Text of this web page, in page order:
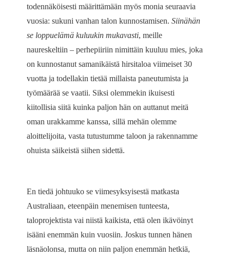
todennäköisesti määrittämään myös monia seuraavia
vuosia: sukuni vanhan talon kunnostamisen.Siinähän
se loppuelämä kuluukin mukavasti, meille
naureskeltiin – perhepiiriin nimittäin kuuluu mies, joka
on kunnostanut samanikäistä hirsitaloa viimeiset 30
vuotta ja todellakin tietää millaista paneutumista ja
työmäärää se vaatii. Siksi olemmekin ikuisesti
kiitollisia siitä kuinka paljon hän on auttanut meitä
oman urakkamme kanssa, sillä mehän olemme
aloittelijoita, vasta tutustumme taloon ja rakennamme
ohuista säikeistä siihen sidettä.
En tiedä johtuuko se viimesyksyisestä matkasta
Australiaan, eteenpäin menemisen tunteesta,
taloprojektista vai niistä kaikista, että olen ikävöinyt
isääni enemmän kuin vuosiin. Joskus tunnen hänen
läsnäolonsa, mutta on niin paljon enemmän hetkiä,